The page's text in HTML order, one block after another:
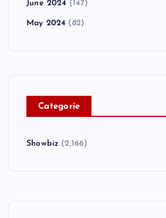
June 2024 (147)
May 2024 (82)
Categorie
Showbiz (2,166)